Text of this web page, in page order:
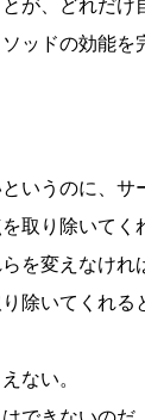
が、どれだけ
ッドの効能を
いうのに、サ
取り除いてく
を変えなけれ
除いてくれる
ない。